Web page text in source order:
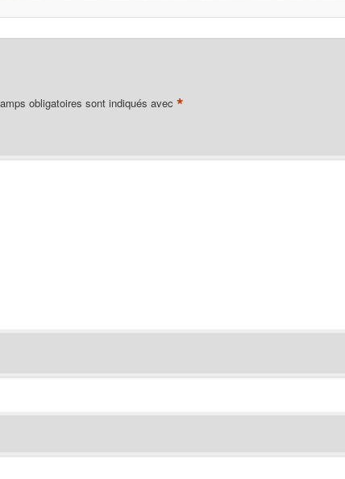
obligatoires sont indiqués avec*